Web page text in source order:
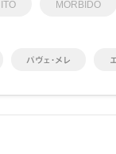
MORBIDO